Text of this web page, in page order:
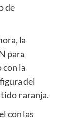
de
la
para
con la
del
naranja.
con las